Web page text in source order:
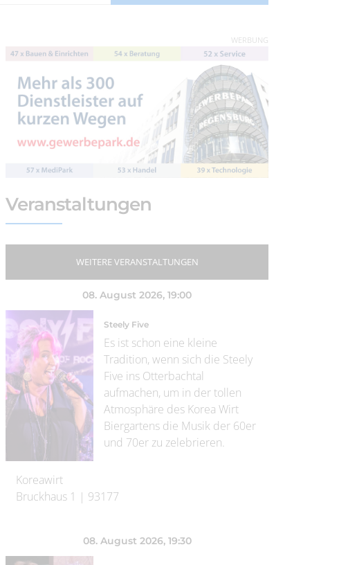
WERBUNG
Veranstaltungen
WEITERE VERANSTALTUNGEN
08. August 2026, 19:00
Steely Five
Es ist schon eine kleine
Tradition, wenn sich die Steely
Five ins Otterbachtal
aufmachen, um in der tollen
Atmosphäre des Korea Wirt
Biergartens die Musik der 60er
und 70er zu zelebrieren.
Koreawirt
Bruckhaus 1 | 93177
08. August 2026, 19:30